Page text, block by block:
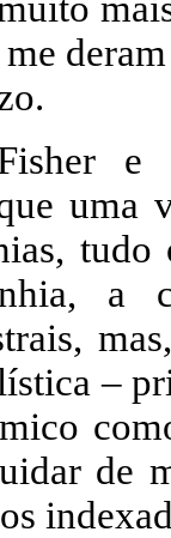
e
uma
a
–
de